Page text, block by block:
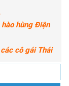
hùng Điện
cô gái Thái